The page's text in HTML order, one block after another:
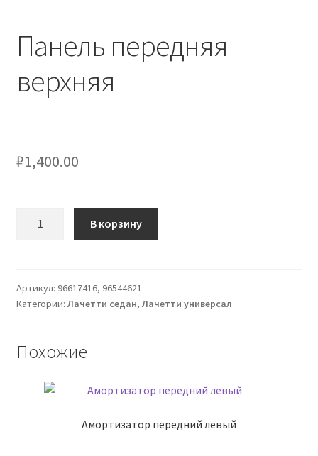
Мой аккаунт
Оформление заказа
Панель передняя
верхняя
₽1,400.00
верхняя
В корзину
Артикул: 96617416, 96544621
Категории:Лачетти седан,Лачетти универсал
Похожие
Амортизатор передний левый